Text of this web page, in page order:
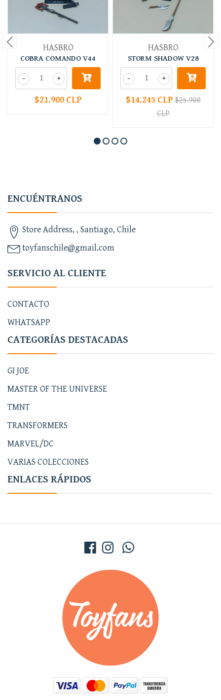
HASBRO
COBRA COMANDO V44
+
-
$21.900 CLP
HASBRO
STORM SHADOW V28
+
-
$14.245 CLP$25.900
CLP
ENCUÉNTRANOS
Store Address, , Santiago, Chile
toyfanschile@gmail.com
SERVICIO AL CLIENTE
CONTACTO
WHATSAPP
CATEGORÍAS DESTACADAS
GI JOE
MASTER OF THE UNIVERSE
TMNT
TRANSFORMERS
MARVEL/DC
VARIAS COLECCIONES
ENLACES RÁPIDOS